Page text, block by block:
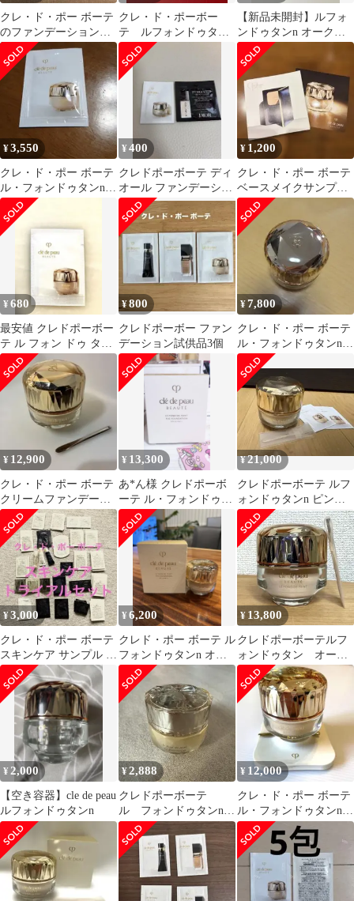
クレ・ド・ポー ボーテ
のファンデーションと
化粧下地のトライアル
セット、10パック
クレ・ド・ポーボー
テ ルフォンドゥタンn
4枚オークル10
【新品未開封】ルフォ
ンドゥタンn オークル
10 2025 ホリデーコレク
ション
¥3,550
クレ・ド・ポー ボーテ
ル・フォンドゥタンn
オークル10 試供品
¥400
クレドポーボーテ ディ
オール ファンデーショ
ン サンプルセット
¥ 1,200
クレ・ド・ポー ボーテ
ベースメイクサンプル
セット
¥680
最安値 クレドポーボー
テ ル フォン ドゥ タン
ｎ サンプル １包
¥800
クレドポーボー ファン
デーション試供品3個
¥7,800
クレ・ド・ポー ボーテ
ル・フォンドゥタンn
オークル10
¥ 12,900
クレ・ド・ポー ボーテ
クリームファンデーシ
ョン オークル10
¥ 13,300
あ*ん様 クレドポーボ
ーテ ル・フォンドゥタ
ンn オークル10
¥21,000
クレドポーボーテ ルフ
ォンドゥタンn ピンク
オークル00
¥3,000
クレ・ド・ポー ボーテ
スキンケア サンプル ト
ライアルセット約70点
¥6,200
クレド・ポー ボーテ ル
フォンドゥタンn オー
クル10⭐︎コスメデコルテ
NARS
¥ 13,800
クレドポーボーテルフ
ォンドゥタン オーク
ル20
¥2,000
【空き容器】cle de peau
ルフォンドゥタンn
¥2,888
クレドポーボーテ
ル フォンドゥタンn
クリームファンデーシ
ョン ミニサイズ
¥ 12,000
クレ・ド・ポー ボーテ
ル・フォンドゥタンn
オークル10（台座・ス
パチュラ付）